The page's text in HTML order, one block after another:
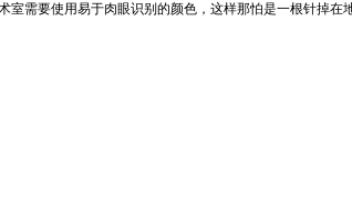
需要使用易于肉眼识别的颜色，这样那怕是一根针掉在